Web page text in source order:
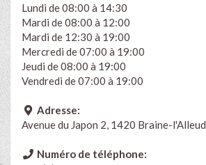
Lundi de 08:00 à 14:30
Mardi de 08:00 à 12:00
Mardi de 12:30 à 19:00
Mercredi de 07:00 à 19:00
Jeudi de 08:00 à 19:00
Vendredi de 07:00 à 19:00
Adresse:
Avenue du Japon 2, 1420 Braine-l'Alleud
Numéro de téléphone: